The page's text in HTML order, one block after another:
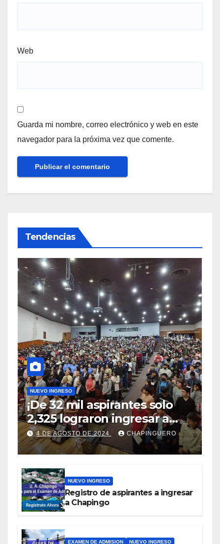
Web
Guarda mi nombre, correo electrónico y web en este
navegador para la próxima vez que comente.
Tendencias
NUEVO INGRESO
¡De 32 mil aspirantes solo
2,325 lograron ingresar a
Chapingo!
4 DE AGOSTO DE 2024 CHAPINGUERO
NUEVO INGRESO
Registro de aspirantes a ingresar
a Chapingo
EXAMEN DE ADMISION NUEVO INGRESO